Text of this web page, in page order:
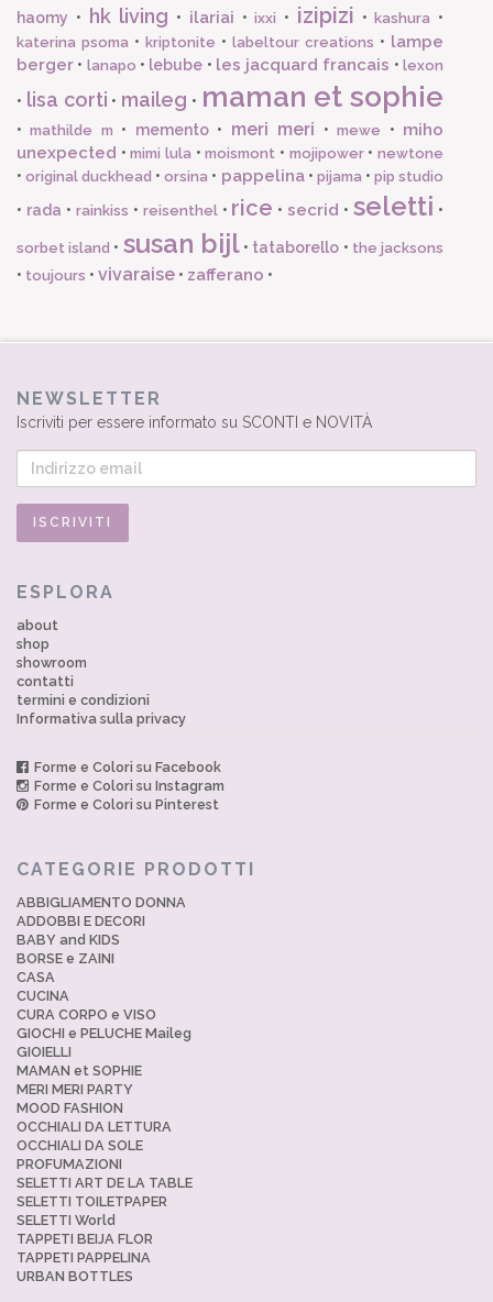
haomy • hk living • ilariai •ixxi • izipizi •kashura •
katerina psoma • kriptonite • labeltour creations • lampe
berger • lanapo • lebube • les jacquard francais •lexon
• lisa corti • maileg • maman et sophie
•mathilde m • memento• meri meri •mewe • miho
unexpected •mimi lula •moismont • mojipower•newtone
•original duckhead •orsina • pappelina• pijama • pip studio
• rada • rainkiss • reisenthel• rice •secrid •seletti •
sorbet island • susan bijl• tataborello • the jacksons
• toujours • vivaraise • zafferano •
NEWSLETTER
Iscriviti per essere informato su SCONTI e NOVITÀ
ESPLORA
about
shop
showroom
contatti
termini e condizioni
Informativa sulla privacy
Forme e Colori su Facebook
Forme e Colori su Instagram
Forme e Colori su Pinterest
CATEGORIE PRODOTTI
ABBIGLIAMENTO DONNA
ADDOBBI E DECORI
BABY and KIDS
BORSE e ZAINI
CASA
CUCINA
CURA CORPO e VISO
GIOCHI e PELUCHE Maileg
GIOIELLI
MAMAN et SOPHIE
MERI MERI PARTY
MOOD FASHION
OCCHIALI DA LETTURA
OCCHIALI DA SOLE
PROFUMAZIONI
SELETTI ART DE LA TABLE
SELETTI TOILETPAPER
SELETTI World
TAPPETI BEIJA FLOR
TAPPETI PAPPELINA
URBAN BOTTLES